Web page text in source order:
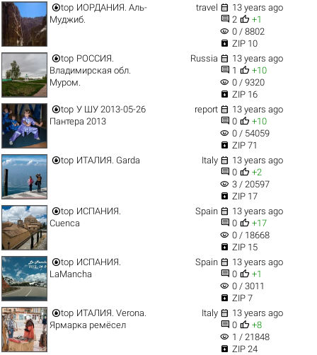
top ИОРДАНИЯ. Аль-
Муджиб.
travel  13 years ago
 2  +1
visibility 0 / 8802
 ZIP 10
top РОССИЯ.
Владимирская обл.
Муром.
Russia  13 years ago
 1  +10
visibility 0 / 9320
 ZIP 16
top У ШУ 2013-05-26
Пантера 2013
report  13 years ago
 0  +10
visibility 0 / 54059
 ZIP 71
top ИТАЛИЯ. Garda Italy  13 years ago
 0  +2
visibility 3 / 20597
 ZIP 17
top ИСПАНИЯ.
Cuenca
Spain  13 years ago
 0  +17
visibility 0 / 18668
 ZIP 15
top ИСПАНИЯ.
LaMancha
Spain  13 years ago
 0  +1
visibility 0 / 3011
 ZIP 7
top ИТАЛИЯ. Verona.
Ярмарка ремёсел
Italy  13 years ago
 0  +8
visibility 1 / 21848
 ZIP 24